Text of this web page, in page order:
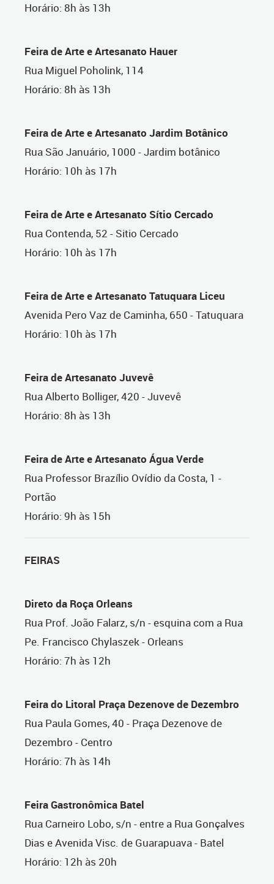
Horário: 8h às 13h
Feira de Arte e Artesanato Hauer
Rua Miguel Poholink, 114
Horário: 8h às 13h
Feira de Arte e Artesanato Jardim Botânico
Rua São Januário, 1000 - Jardim botânico
Horário: 10h às 17h
Feira de Arte e Artesanato Sítio Cercado
Rua Contenda, 52 - Sitio Cercado
Horário: 10h às 17h
Feira de Arte e Artesanato Tatuquara Liceu
Avenida Pero Vaz de Caminha, 650 - Tatuquara
Horário: 10h às 17h
Feira de Artesanato Juvevê
Rua Alberto Bolliger, 420 - Juvevê
Horário: 8h às 13h
Feira de Arte e Artesanato Água Verde
Rua Professor Brazílio Ovídio da Costa, 1 -
Portão
Horário: 9h às 15h
FEIRAS
Direto da Roça Orleans
Rua Prof. João Falarz, s/n - esquina com a Rua
Pe. Francisco Chylaszek - Orleans
Horário: 7h às 12h
Feira do Litoral Praça Dezenove de Dezembro
Rua Paula Gomes, 40 - Praça Dezenove de
Dezembro - Centro
Horário: 7h às 14h
Feira Gastronômica Batel
Rua Carneiro Lobo, s/n - entre a Rua Gonçalves
Dias e Avenida Visc. de Guarapuava - Batel
Horário: 12h às 20h